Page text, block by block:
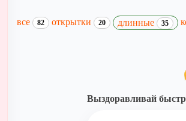
все 82 открытки 20 длинные 35
Выздоравливай